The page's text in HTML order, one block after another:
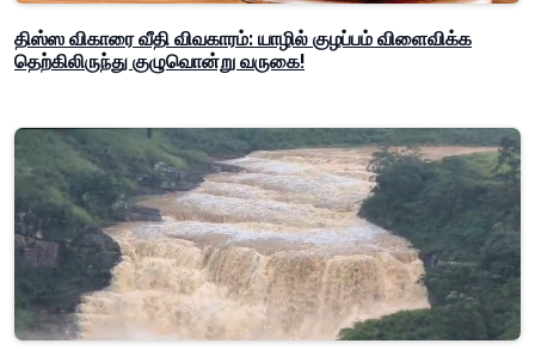
திஸ்ஸ விகாரை வீதி விவகாரம்: யாழில் குழப்பம் விளைவிக்க
தெற்கிலிருந்து குழுவொன்று வருகை!